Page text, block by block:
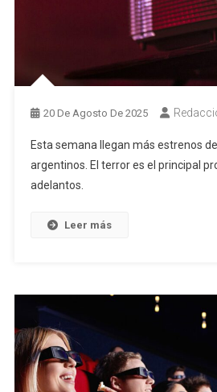
20 De Agosto De 2025
Esta semana llegan más estrenos
argentinos. El terror es el principal
adelantos.
Leer más